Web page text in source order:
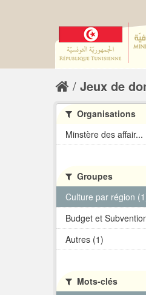
Jeux de
Organisations
Minstère des affair...
Groupes
Culture par région
Budget et
Autres (1)
Mots-clés